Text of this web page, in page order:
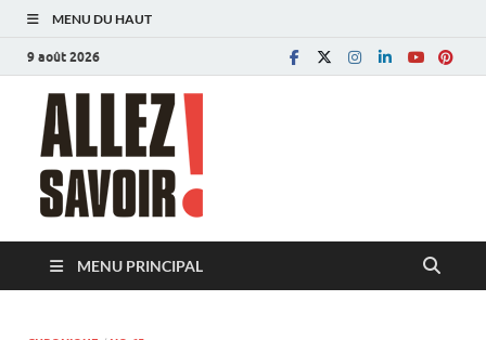
MENU DU HAUT
9 août 2026
MENU PRINCIPAL